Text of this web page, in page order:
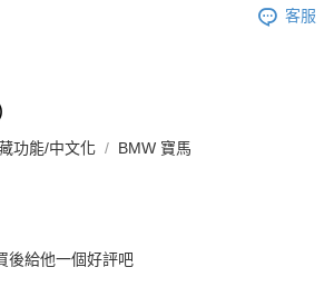
客服
功能/中文化 BMW 寶馬
後給他一個好評吧